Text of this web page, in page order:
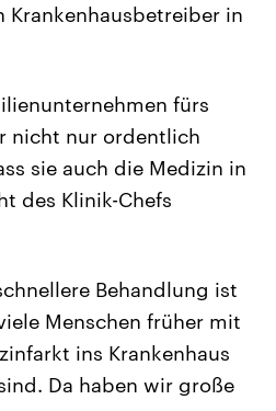
in
fürs
nicht nur ordentlich
sie auch die Medizin in
des Klinik-Chefs
Behandlung ist
Menschen früher mit
ins Krankenhaus
Da haben wir große